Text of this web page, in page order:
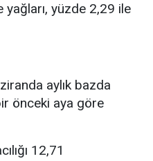
yağları, yüzde 2,29 ile
aylık bazda
önceki aya göre
12,71